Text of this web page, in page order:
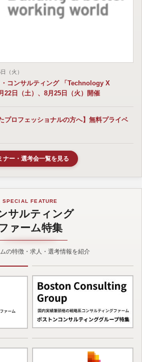
（火）
コンサルティング 「Technology X
22日（土）、8月25日（火）開催
プロフェッショナルの方へ】無料プライベ
ナー・選考会一覧を見る
SPECIAL FEATURE
サルティング
ァーム特集
の特徴・求人・選考情報を紹介